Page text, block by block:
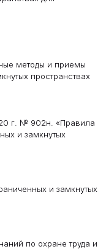
методы и приемы
пространствах
г. № 902н. «Правила
и замкнутых
и замкнутых
по охране труда и